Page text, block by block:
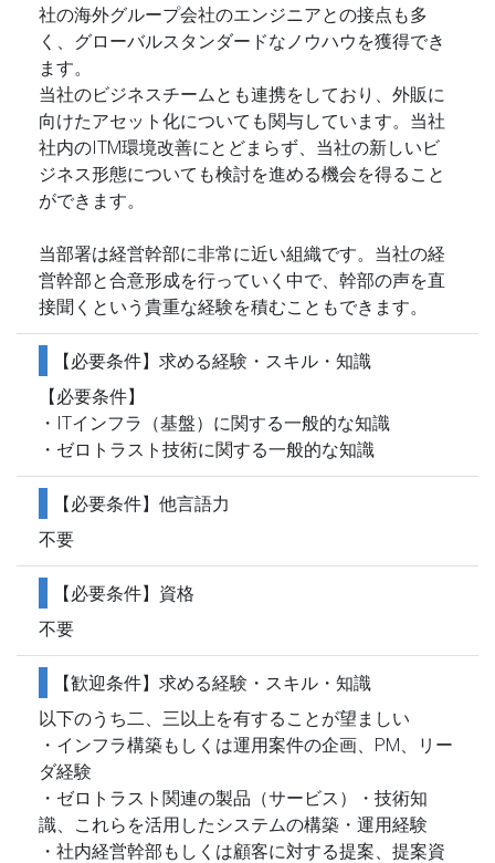
社の海外グループ会社のエンジニアとの接点も多
く、グローバルスタンダードなノウハウを獲得でき
ます。
当社のビジネスチームとも連携をしており、外販に
向けたアセット化についても関与しています。当社
社内のITM環境改善にとどまらず、当社の新しいビ
ジネス形態についても検討を進める機会を得ること
ができます。
当部署は経営幹部に非常に近い組織です。当社の経
営幹部と合意形成を行っていく中で、幹部の声を直
接聞くという貴重な経験を積むこともできます。
【必要条件】求める経験・スキル・知識
【必要条件】
・ITインフラ（基盤）に関する一般的な知識
・ゼロトラスト技術に関する一般的な知識
【必要条件】他言語力
不要
【必要条件】資格
不要
【歓迎条件】求める経験・スキル・知識
以下のうち二、三以上を有することが望ましい
・インフラ構築もしくは運用案件の企画、PM、リー
ダ経験
・ゼロトラスト関連の製品（サービス）・技術知
識、これらを活用したシステムの構築・運用経験
・社内経営幹部もしくは顧客に対する提案、提案資